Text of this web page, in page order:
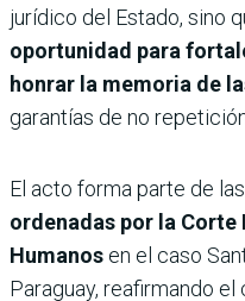
jurídico del Estado, sino
oportunidad para
honrar la memoria de
garantías de no
El acto forma parte de las
ordenadas por la
Humanos en el caso
Paraguay, reafirmando